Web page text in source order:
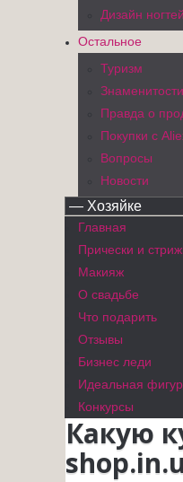
Дизайн ногтей
Остальное
Туризм
Знаменитости
Правда о
Покупки с
Вопросы
Новости
Главная
Прически и
Макияж
О свадьбе
Что подарить
Отзывы
Бизнес леди
Идеальная
Конкурсы
Какую